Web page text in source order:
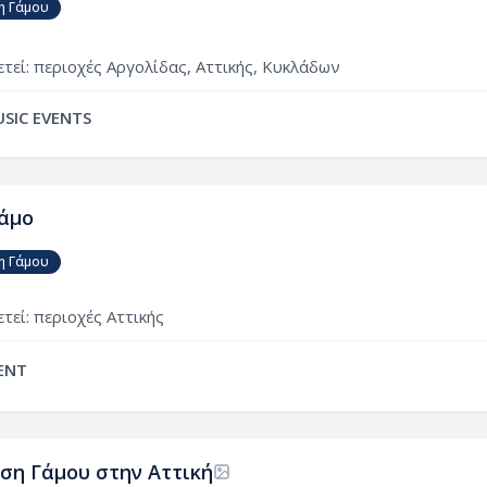
Γάμου
περιοχές Αργολίδας, Αττικής, Κυκλάδων
EVENTS
Γάμου
περιοχές Αττικής
Γάμου στην Αττική